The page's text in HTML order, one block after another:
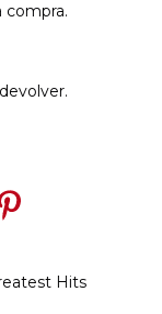
compra.
Hits